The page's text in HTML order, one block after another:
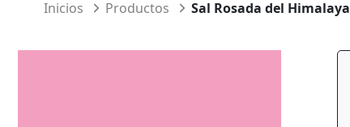
Inicios Productos Sal Rosada del Himalaya